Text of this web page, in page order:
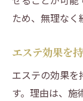
ため、無理なく
エステ効果を
エステの効果
す。理由は、施